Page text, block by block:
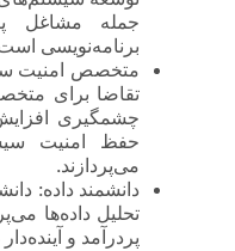
جمله مشاغل
برنامه‌نویسی
متخصص امنیت
تقاضا برای
چشمگیری
حفظ امنیت
می‌پردازند.
دانشمند داده:
تحلیل داده‌ها
پردرآمد و